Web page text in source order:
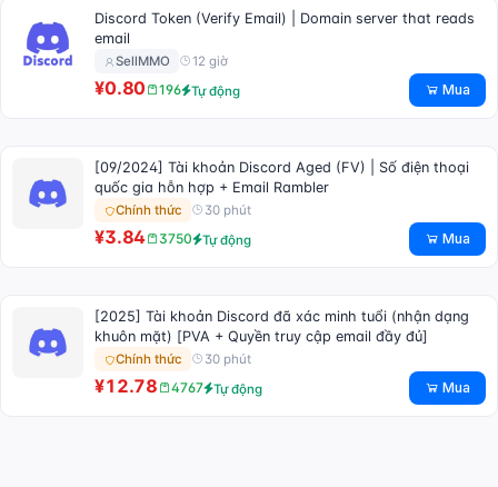
Discord Token (Verify Email) | Domain server that reads
email
SellMMO 12 giờ
¥0.80 196 Tự động Mua
[09/2024] Tài khoản Discord Aged (FV) | Số điện thoại
quốc gia hỗn hợp + Email Rambler
Chính thức 30 phút
¥3.84 3750 Tự động Mua
[2025] Tài khoản Discord đã xác minh tuổi (nhận dạng
khuôn mặt) [PVA + Quyền truy cập email đầy đủ]
Chính thức 30 phút
¥12.78 4767 Tự động Mua